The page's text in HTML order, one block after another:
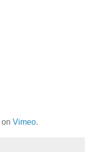
on Vimeo.